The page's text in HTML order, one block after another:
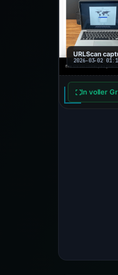
URLScan
2026-03-02
In voller